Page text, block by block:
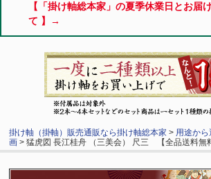
【「掛け軸総本家」の夏季休業日とお届
て 】→
掛け軸（掛軸）販売通販なら掛け軸総本家 > 用途から
画 > 猛虎図 長江桂舟 （三美会） 尺三 【全品送料無